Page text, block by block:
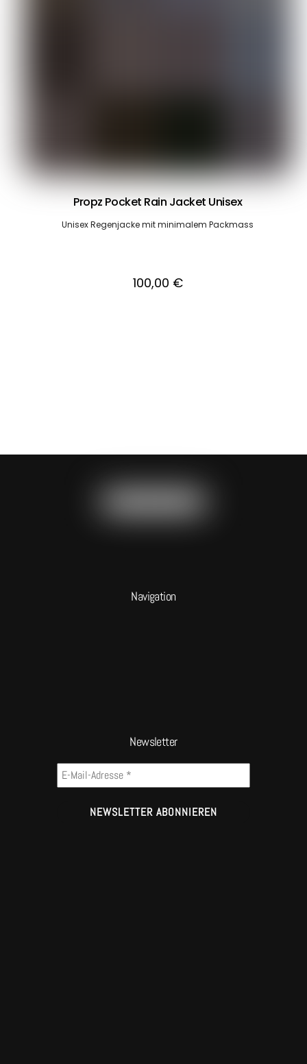
Propz Pocket Rain Jacket Unisex
Unisex Regenjacke mit minimalem Packmass
100,00 €
Navigation
Newsletter